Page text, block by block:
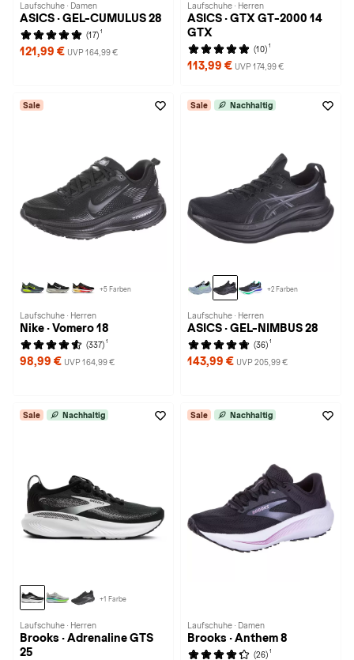
Laufschuhe · Damen
ASICS · GEL-CUMULUS 28
(17) 1
121,99 € UVP 164,99 €
Laufschuhe · Herren
ASICS · GTX GT-2000 14
GTX
(10) 1
113,99 € UVP 174,99 €
Sale
+5 Farben
Laufschuhe · Herren
Nike · Vomero 18
(337) 1
98,99 € UVP 164,99 €
Sale Nachhaltig
+2 Farben
Laufschuhe · Herren
ASICS · GEL-NIMBUS 28
(36) 1
143,99 € UVP 205,99 €
Sale Nachhaltig
+1 Farbe
Laufschuhe · Herren
Brooks · Adrenaline GTS
25
Sale Nachhaltig
Laufschuhe · Damen
Brooks · Anthem 8
(26) 1